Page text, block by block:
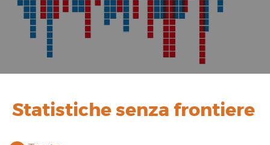
Statistiche senza frontiere